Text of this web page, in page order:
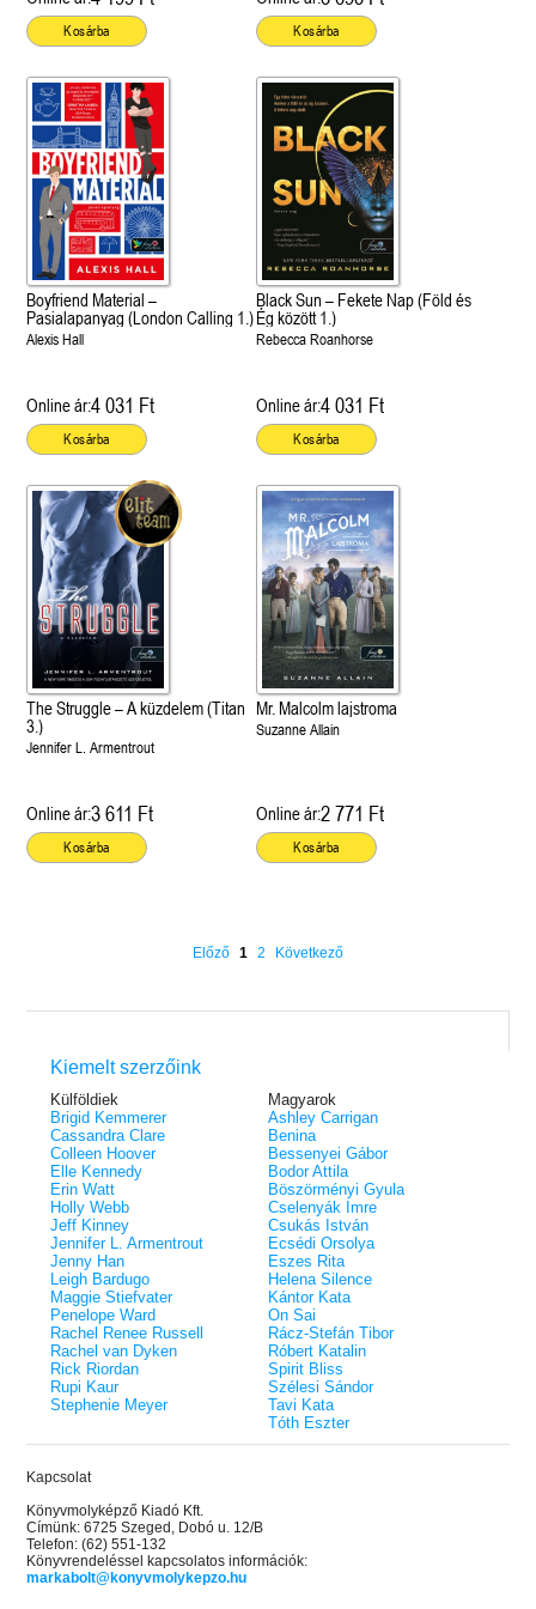
Kosárba Kosárba
Boyfriend Material –
Pasialapanyag (London Calling 1.)
Alexis Hall
Online ár:4 031 Ft
Kosárba
Black Sun – Fekete Nap (Föld és
Ég között 1.)
Rebecca Roanhorse
Online ár:4 031 Ft
Kosárba
The Struggle – A küzdelem (Titan
3.)
Jennifer L. Armentrout
Online ár:3 611 Ft
Kosárba
Mr. Malcolm lajstroma
Suzanne Allain
Online ár:2 771 Ft
Kosárba
Előző 1 2 Következő
Kiemelt szerzőink
Külföldiek
Brigid Kemmerer
Cassandra Clare
Colleen Hoover
Elle Kennedy
Erin Watt
Holly Webb
Jeff Kinney
Jennifer L. Armentrout
Jenny Han
Leigh Bardugo
Maggie Stiefvater
Penelope Ward
Rachel Renee Russell
Rachel van Dyken
Rick Riordan
Rupi Kaur
Stephenie Meyer
Magyarok
Ashley Carrigan
Benina
Bessenyei Gábor
Bodor Attila
Böszörményi Gyula
Cselenyák Imre
Csukás István
Ecsédi Orsolya
Eszes Rita
Helena Silence
Kántor Kata
On Sai
Rácz-Stefán Tibor
Róbert Katalin
Spirit Bliss
Szélesi Sándor
Tavi Kata
Tóth Eszter
Kapcsolat
Könyvmolyképző Kiadó Kft.
Címünk: 6725 Szeged, Dobó u. 12/B
Telefon: (62) 551-132
Könyvrendeléssel kapcsolatos információk:
markabolt@konyvmolykepzo.hu